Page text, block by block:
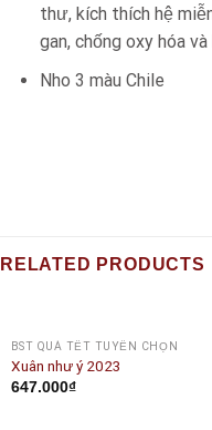
thư, kích thích hệ
gan, chống oxy hóa
Nho 3 màu Chile
RELATED PRODUCTS
OUT OF STOCK
BST QUÀ TẾT TUYỂN CHỌN
Xuân như ý 2023
647.000₫